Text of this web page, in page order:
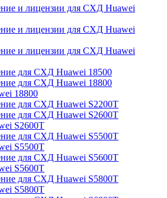
и лицензии для СХД Huawei
и лицензии для СХД Huawei
и лицензии для СХД Huawei
для СХД Huawei 18500
для СХД Huawei 18800
18800
для СХД Huawei S2200T
для СХД Huawei S2600T
S2600T
для СХД Huawei S5500T
S5500T
для СХД Huawei S5600T
S5600T
для СХД Huawei S5800T
S5800T